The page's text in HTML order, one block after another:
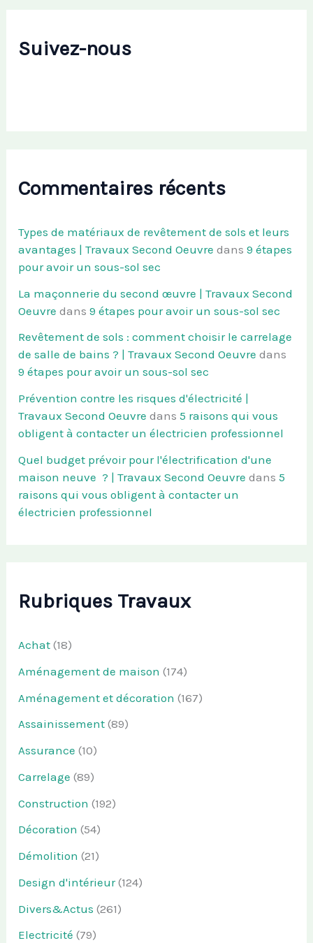
Suivez-nous
Commentaires récents
Types de matériaux de revêtement de sols et leurs
avantages | Travaux Second Oeuvre dans9 étapes
pour avoir un sous-sol sec
La maçonnerie du second œuvre | Travaux Second
Oeuvre dans9 étapes pour avoir un sous-sol sec
Revêtement de sols : comment choisir le carrelage
de salle de bains ? | Travaux Second Oeuvre dans
9 étapes pour avoir un sous-sol sec
Prévention contre les risques d'électricité |
Travaux Second Oeuvre dans5 raisons qui vous
obligent à contacter un électricien professionnel
Quel budget prévoir pour l'électrification d'une
maison neuve ? | Travaux Second Oeuvre dans5
raisons qui vous obligent à contacter un
électricien professionnel
Rubriques Travaux
Achat (18)
Aménagement de maison (174)
Aménagement et décoration (167)
Assainissement (89)
Assurance (10)
Carrelage (89)
Construction (192)
Décoration (54)
Démolition (21)
Design d'intérieur(124)
Divers&Actus (261)
Electricité (79)